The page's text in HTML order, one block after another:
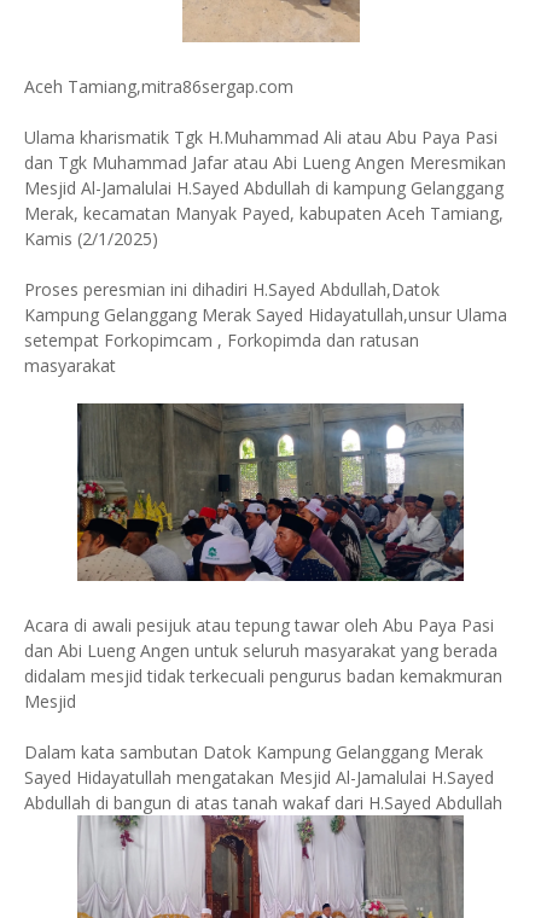
Aceh Tamiang,mitra86sergap.com
Ulama kharismatik Tgk H.Muhammad Ali atau Abu Paya Pasi
dan Tgk Muhammad Jafar atau Abi Lueng Angen Meresmikan
Mesjid Al-Jamalulai H.Sayed Abdullah di kampung Gelanggang
Merak, kecamatan Manyak Payed, kabupaten Aceh Tamiang,
Kamis (2/1/2025)
Proses peresmian ini dihadiri H.Sayed Abdullah,Datok
Kampung Gelanggang Merak Sayed Hidayatullah,unsur Ulama
setempat Forkopimcam , Forkopimda dan ratusan
masyarakat
Acara di awali pesijuk atau tepung tawar oleh Abu Paya Pasi
dan Abi Lueng Angen untuk seluruh masyarakat yang berada
didalam mesjid tidak terkecuali pengurus badan kemakmuran
Mesjid
Dalam kata sambutan Datok Kampung Gelanggang Merak
Sayed Hidayatullah mengatakan Mesjid Al-Jamalulai H.Sayed
Abdullah di bangun di atas tanah wakaf dari H.Sayed Abdullah